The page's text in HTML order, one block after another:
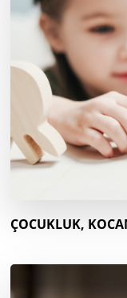
ÇOCUKLUK,